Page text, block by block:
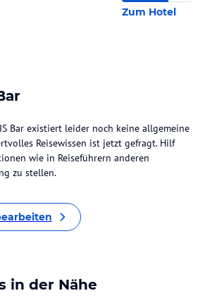
Zum Hotel
Bar existiert leider noch keine allgemeine
Reisewissen ist jetzt gefragt. Hilf
wie in Reiseführern anderen
zu stellen.
in der Nähe